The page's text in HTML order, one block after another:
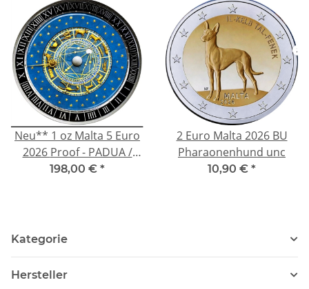
Neu** 1 oz Malta 5 Euro
2026 Proof - PADUA /
Italien - City Hall Stadtuhr198,00 € *
2 Euro Malta 2026 BU
Pharaonenhund unc
10,90 € *
Kategorie
Hersteller